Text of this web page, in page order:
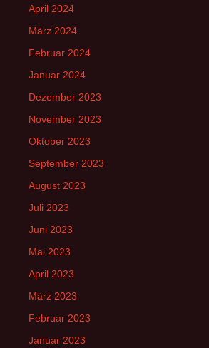
April 2024
März 2024
Februar 2024
Januar 2024
Dezember 2023
November 2023
Oktober 2023
September 2023
August 2023
Juli 2023
Juni 2023
Mai 2023
April 2023
März 2023
Februar 2023
Januar 2023